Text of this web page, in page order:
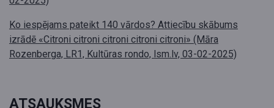
Ko iespējams pateikt 140 vārdos? Attiecību skābums
izrādē «Citroni citroni citroni citroni citroni» (Māra
Rozenberga, LR1, Kultūras rondo, lsm.lv, 03-02-2025)
ATSAUKSMES